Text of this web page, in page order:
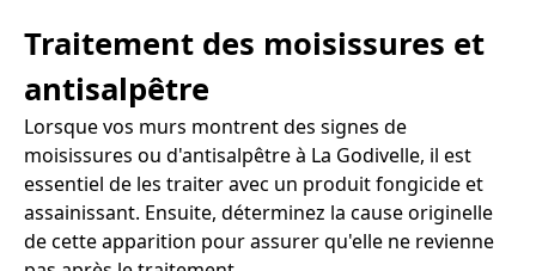
Traitement des moisissures et
antisalpêtre
Lorsque vos murs montrent des signes de
moisissures ou d'antisalpêtre à La Godivelle, il est
essentiel de les traiter avec un produit fongicide et
assainissant. Ensuite, déterminez la cause originelle
de cette apparition pour assurer qu'elle ne revienne